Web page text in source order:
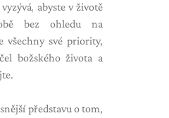
abyste v životě
bez ohledu na
všechny své priority,
božského života a
představu o tom,